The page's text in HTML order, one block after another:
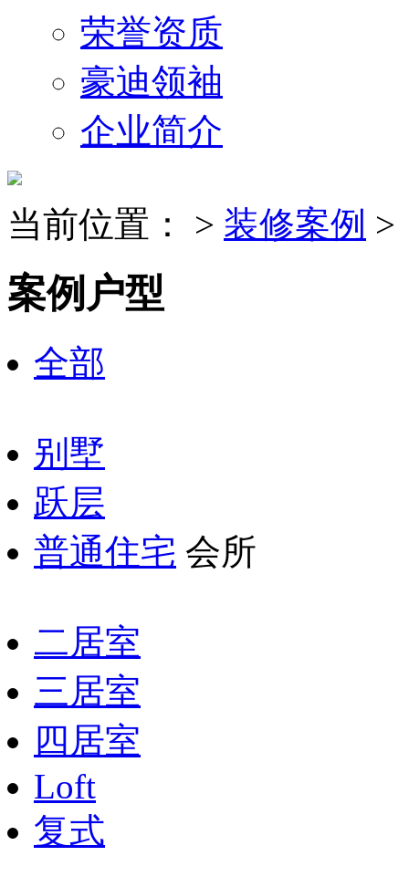
荣誉资质
豪迪领袖
企业简介
当前位置： > 装修案例 >
案例户型
全部
别墅
跃层
普通住宅 会所
二居室
三居室
四居室
Loft
复式